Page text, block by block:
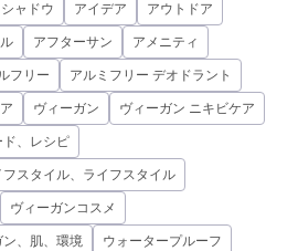
ャドウ アイデア アウトドア
アフターサン アメニティ
フリー アルミフリー デオドラント
ヴィーガン ヴィーガン ニキビケア
、レシピ
スタイル、ライフスタイル
ヴィーガンコスメ
、肌、環境 ウォータープルーフ